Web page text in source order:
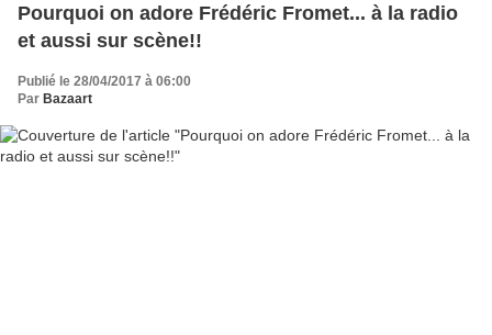
Pourquoi on adore Frédéric Fromet... à la radio
et aussi sur scène!!
Publié le 28/04/2017 à 06:00
Par Bazaart